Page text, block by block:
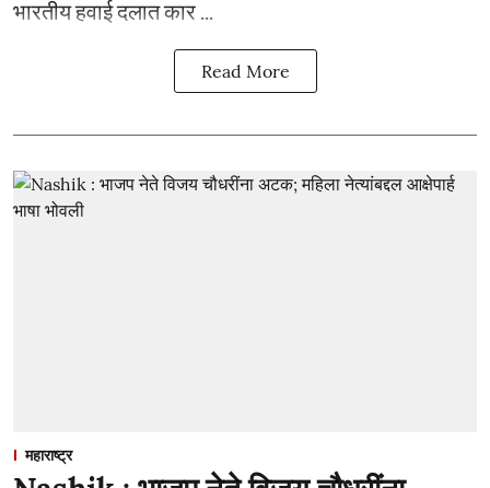
भारतीय हवाई दलात कार ...
Read More
महाराष्ट्र